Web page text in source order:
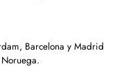
Barcelona y Madrid